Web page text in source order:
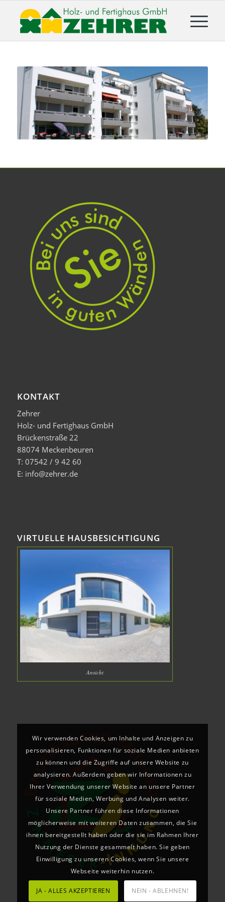
KONTAKT
Zehrer
Holz- und Fertighaus GmbH
Brückenstraße 22
88074 Meckenbeuren
T: 07542 / 9 42 60
E: info@zehrer.de
VIRTUELLE HAUSBESICHTIGUNG
Ansicht
Wir verwenden Cookies, um Inhalte und Anzeigen zu
personalisieren, Funktionen für soziale Medien anbieten
zu können und die Zugriffe auf unsere Website zu
analysieren. Außerdem geben wir Informationen zu
Ihrer Verwendung unserer Website an unsere Partner
für soziale Medien, Werbung und Analysen weiter.
Unsere Partner führen diese Informationen
möglicherweise mit weiteren Daten zusammen, die Sie
ihnen bereitgestellt haben oder die sie im Rahmen Ihrer
Nutzung der Dienste gesammelt haben. Sie geben
Einwilligung zu unseren Cookies, wenn Sie unsere
Webseite weiterhin nutzen.
JA - ALLES AKZEPTIEREN NEIN - ABLEHNEN!